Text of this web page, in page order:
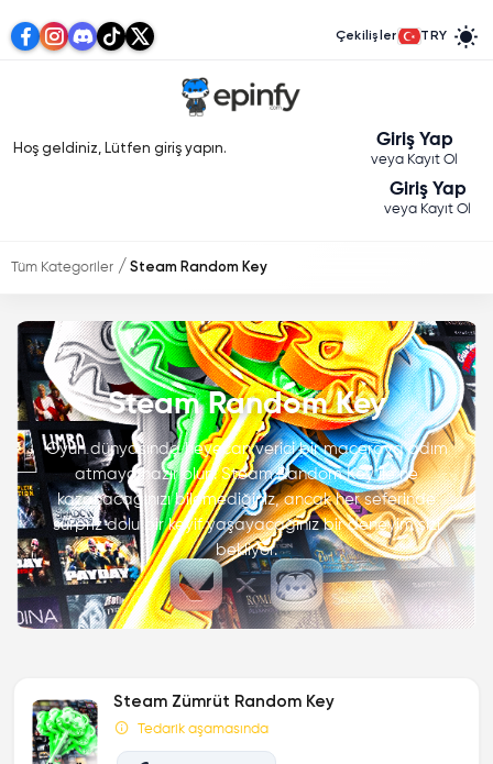
Çekilişler TRY
Hoş geldiniz, Lütfen giriş yapın. Giriş Yap
veya Kayıt Ol
Giriş Yap
veya Kayıt Ol
Tüm Kategoriler Steam Random Key
Steam Random Key
Oyun dünyasında heyecan verici bir maceraya adım
atmaya hazır olun! Steam Random Key ile ne
kazanacağınızı bilemediğiniz, ancak her seferinde
sürpriz dolu bir keyif yaşayacağınız bir deneyim sizi
bekliyor.
Steam Zümrüt Random Key
Tedarik aşamasında